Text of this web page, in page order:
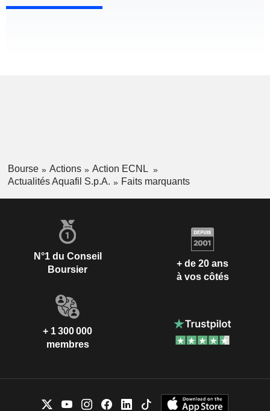
Bourse Actions
Action ECNL
Actualités Aquafil S.p.A.
Faits marquants
N°1 du Conseil
Boursier
+ de 20 ans
à vos côtés
+ 1 300 000
membres